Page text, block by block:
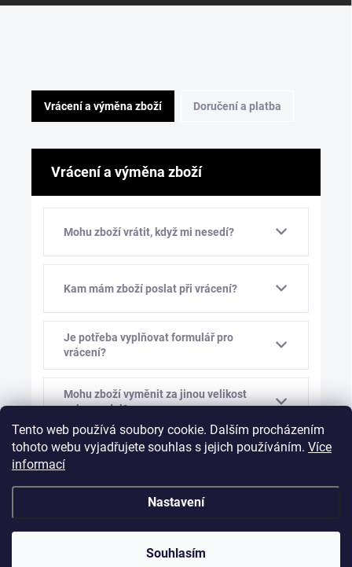
Tento web používá soubory cookie. Dalším procházením
tohoto webu vyjadřujete souhlas s jejich používáním. Více
informací
Nastavení
Souhlasím
Vrácení a výměna zboží Doručení a platba
Vrácení a výměna zboží
Mohu zboží vrátit, když mi nesedí?
Kam mám zboží poslat při vrácení?
Je potřeba vyplňovat formulář pro
vrácení?
Mohu zboží vyměnit za jinou velikost
nebo model?
Kolik stojí výměna zboží?